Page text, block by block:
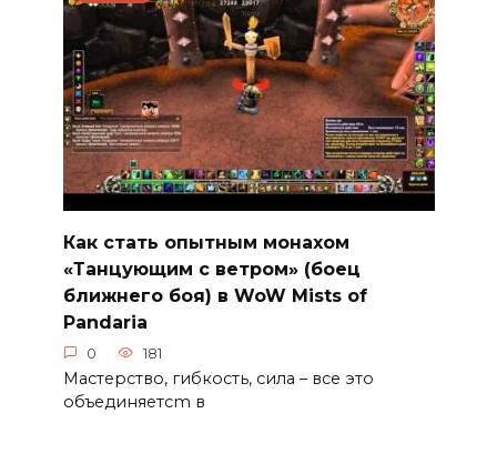
Как стать опытным монахом
«Танцующим с ветром» (боец
ближнего боя) в WoW Mists of
Pandaria
0 181
Мастерство, гибкость, сила – все это
объединяетсm в